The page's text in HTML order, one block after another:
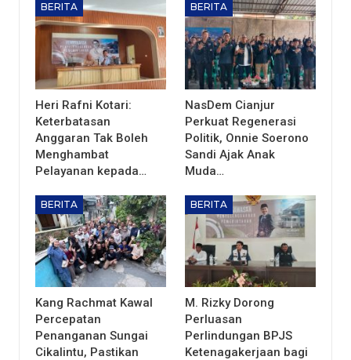
BERITA
Heri Rafni Kotari:
Keterbatasan
Anggaran Tak Boleh
Menghambat
Pelayanan kepada…
BERITA
NasDem Cianjur
Perkuat Regenerasi
Politik, Onnie Soerono
Sandi Ajak Anak
Muda…
BERITA
Kang Rachmat Kawal
Percepatan
Penanganan Sungai
Cikalintu, Pastikan
BERITA
M. Rizky Dorong
Perluasan
Perlindungan BPJS
Ketenagakerjaan bagi